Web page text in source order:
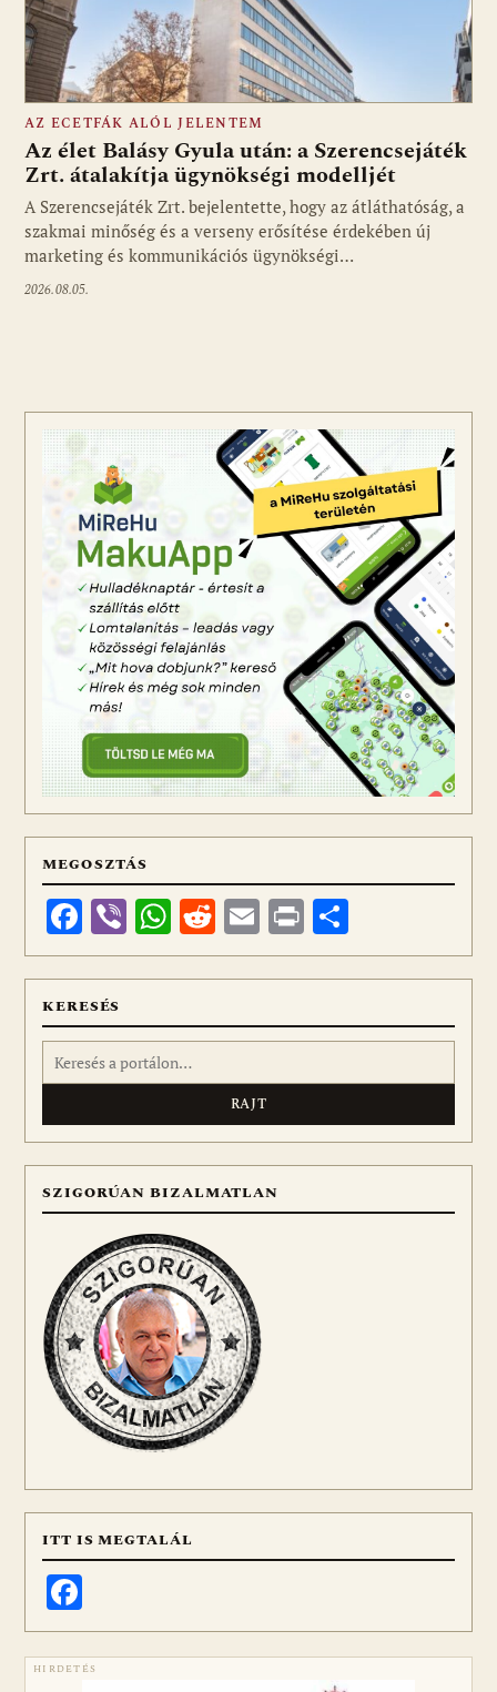
Fotó: media1.hu
AZ ECETFÁK ALÓL JELENTEM
Az élet Balásy Gyula után: a Szerencsejáték
Zrt. átalakítja ügynökségi modelljét
A Szerencsejáték Zrt. bejelentette, hogy az átláthatóság, a
szakmai minőség és a verseny erősítése érdekében új
marketing és kommunikációs ügynökségi…
2026.08.05.
MEGOSZTÁS
Facebook
ViberWhatsApp
Reddit
Email
Print
meg
KERESÉS
Keresés:
SZIGORÚAN BIZALMATLAN
ITT IS MEGTALÁL
HIRDETÉS